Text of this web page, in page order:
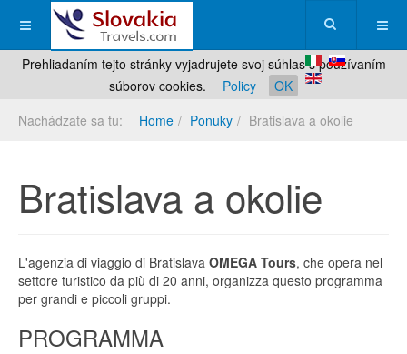
Prehliadaním tejto stránky vyjadrujete svoj súhlas s používaním
súborov cookies.
Policy
OK
Nachádzate sa tu:
Home Ponuky Bratislava a okolie
Bratislava a okolie
L'agenzia di viaggio di Bratislava OMEGA Tours, che opera nel
settore turistico da più di 20 anni, organizza questo programma
per grandi e piccoli gruppi.
PROGRAMMA